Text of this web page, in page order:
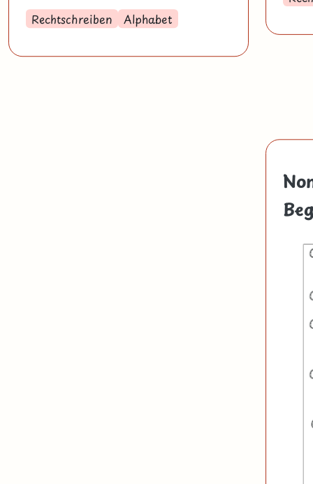
Rechtschreiben Alphabet